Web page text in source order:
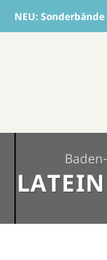
Skip
to
NEU: